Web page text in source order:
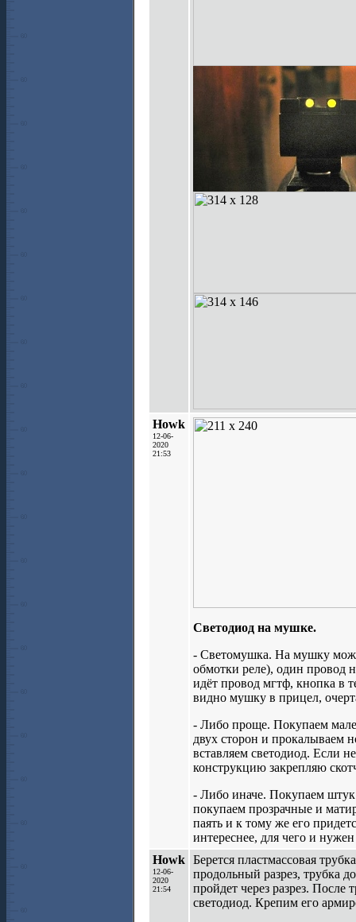
Howk
12-06-
2020
21:53
Светодиод на мушке.
- Светомушка. На мушку
обмотки реле), один провод
идёт провод мгтф, кнопка в
видно мушку в прицел,
- Либо проще. Покупаем
двух сторон и прокалываем
вставляем светодиод. Если
конструкцию закрепляю
- Либо иначе. Покупаем штук
покупаем прозрачные и
паять и к тому же его
интереснее, для чего и
Howk
12-06-
2020
21:54
Берется пластмассовая
продольный разрез, трубка
пройдет через разрез. После
светодиод. Крепим его